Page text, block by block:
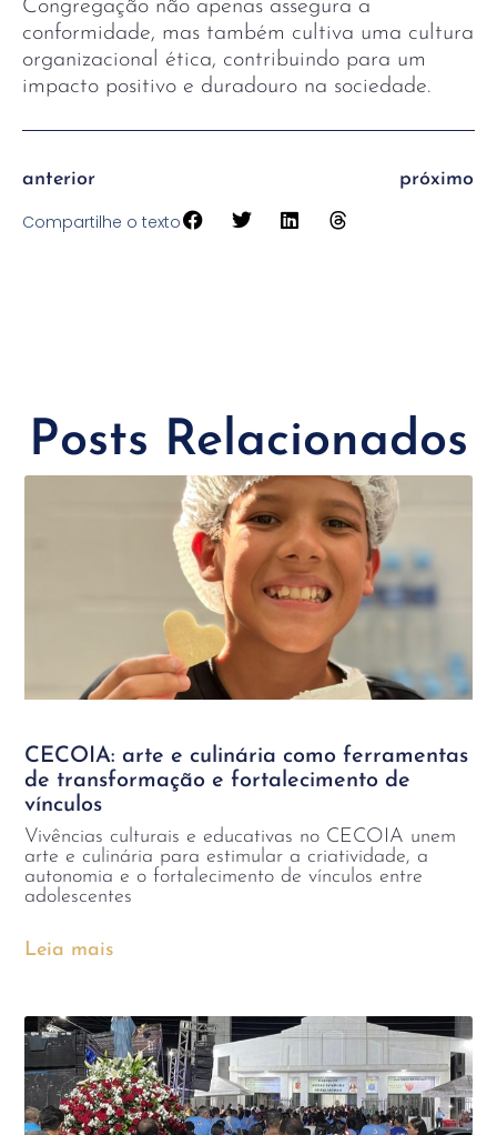
Congregação não apenas assegura a
conformidade, mas também cultiva uma cultura
organizacional ética, contribuindo para um
impacto positivo e duradouro na sociedade.
anterior próximo
Compartilhe o texto
Posts Relacionados
CECOIA: arte e culinária como ferramentas
de transformação e fortalecimento de
vínculos
Vivências culturais e educativas no CECOIA unem
arte e culinária para estimular a criatividade, a
autonomia e o fortalecimento de vínculos entre
adolescentes
Leia mais